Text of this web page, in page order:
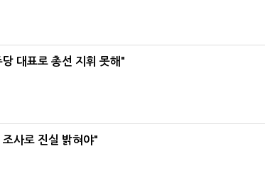
대표로 총선 지휘 못해"
사로 진실 밝혀야"